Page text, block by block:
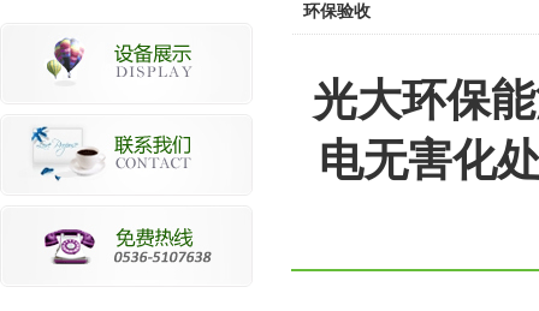
环保验收
光大环保
电无害化